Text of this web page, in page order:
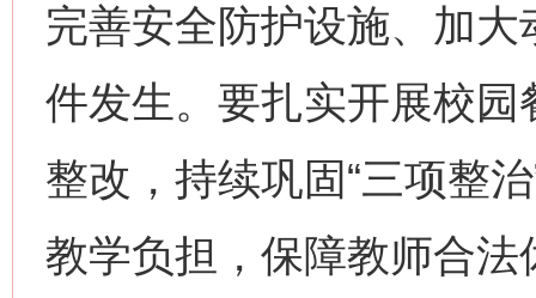
完善安全防护设施、加
件发生。要扎实开展校
整改，持续巩固“三项整
教学负担，保障教师合法